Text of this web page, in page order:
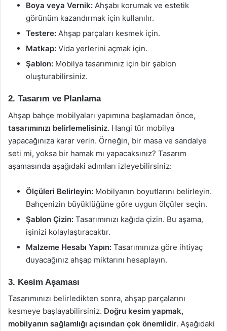
Boya veya Vernik: Ahşabı korumak ve estetik
görünüm kazandırmak için kullanılır.
Testere: Ahşap parçaları kesmek için.
Matkap: Vida yerlerini açmak için.
Şablon: Mobilya tasarımınız için bir şablon
oluşturabilirsiniz.
2. Tasarım ve Planlama
Ahşap bahçe mobilyaları yapımına başlamadan önce,
tasarımınızı belirlemelisiniz. Hangi tür mobilya
yapacağınıza karar verin. Örneğin, bir masa ve sandalye
seti mi, yoksa bir hamak mı yapacaksınız? Tasarım
aşamasında aşağıdaki adımları izleyebilirsiniz:
Ölçüleri Belirleyin: Mobilyanın boyutlarını belirleyin.
Bahçenizin büyüklüğüne göre uygun ölçüler seçin.
Şablon Çizin: Tasarımınızı kağıda çizin. Bu aşama,
işinizi kolaylaştıracaktır.
Malzeme Hesabı Yapın: Tasarımınıza göre ihtiyaç
duyacağınız ahşap miktarını hesaplayın.
3. Kesim Aşaması
Tasarımınızı belirledikten sonra, ahşap parçalarını
kesmeye başlayabilirsiniz. Doğru kesim yapmak,
mobilyanın sağlamlığı açısından çok önemlidir. Aşağıdaki